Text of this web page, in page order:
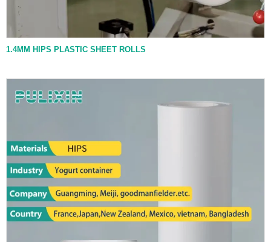
1.4MM HIPS PLASTIC SHEET ROLLS